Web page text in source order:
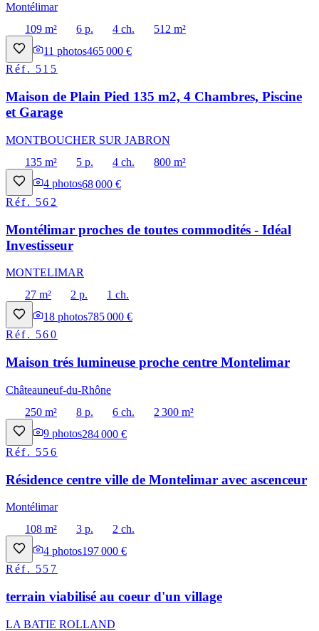
Montélimar
109 m²
6 p. 4 ch.
512 m²
11 photos465 000 €
Réf. 515
Maison de Plain Pied 135 m2, 4 Chambres, Piscine
et Garage
MONTBOUCHER SUR JABRON
135 m²
5 p. 4 ch.
800 m²
4 photos68 000 €
Réf. 562
Montélimar proches de toutes commodités - Idéal
Investisseur
MONTELIMAR
27 m²
2 p.
1 ch.
18 photos785 000 €
Réf. 560
Maison trés lumineuse proche centre Montelimar
Châteauneuf-du-Rhône
250 m²
8 p. 6 ch.
2 300 m²
9 photos284 000 €
Réf. 556
Résidence centre ville de Montelimar avec ascenceur
Montélimar
108 m²
3 p.
2 ch.
4 photos197 000 €
Réf. 557
terrain viabilisé au coeur d'un village
LA BATIE ROLLAND